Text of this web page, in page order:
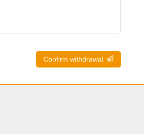
Confirm withdrawal